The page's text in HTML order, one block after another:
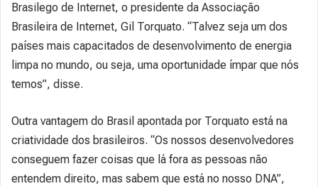
Brasilego de Internet, o presidente da Associação
Brasileira de Internet, Gil Torquato. “Talvez seja um dos
países mais capacitados de desenvolvimento de energia
limpa no mundo, ou seja, uma oportunidade ímpar que nós
temos”, disse.
Outra vantagem do Brasil apontada por Torquato está na
criatividade dos brasileiros. “Os nossos desenvolvedores
conseguem fazer coisas que lá fora as pessoas não
entendem direito, mas sabem que está no nosso DNA”,